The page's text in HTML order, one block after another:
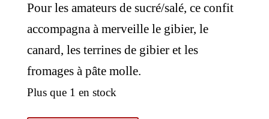
Pour les amateurs de sucré/salé, ce confit
accompagna à merveille le gibier, le
canard, les terrines de gibier et les
fromages à pâte molle.
Plus que 1 en stock